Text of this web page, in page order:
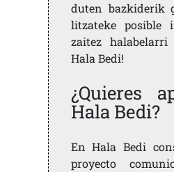
duten bazkiderik
litzateke posible
zaitez halabelarri
Hala Bedi!
¿Quieres
Hala Bedi?
En Hala Bedi
proyecto